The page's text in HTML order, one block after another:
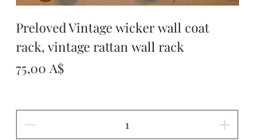
Preloved Vintage wicker wall coat
rack, vintage rattan wall rack
Τιμή
75,00 A$